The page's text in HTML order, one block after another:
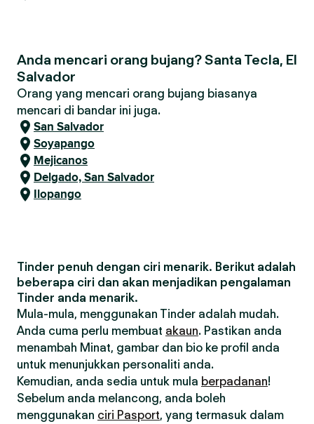
Anda mencari orang bujang? Santa Tecla, El
Salvador
Orang yang mencari orang bujang biasanya
mencari di bandar ini juga.
San Salvador
Soyapango
Mejicanos
Delgado, San Salvador
Ilopango
Tinder penuh dengan ciri menarik. Berikut adalah
beberapa ciri dan akan menjadikan pengalaman
Tinder anda menarik.
Mula-mula, menggunakan Tinder adalah mudah.
Anda cuma perlu membuat akaun. Pastikan anda
menambah Minat, gambar dan bio ke profil anda
untuk menunjukkan personaliti anda.
Kemudian, anda sedia untuk mula berpadanan!
Sebelum anda melancong, anda boleh
menggunakan ciri Pasport, yang termasuk dalam